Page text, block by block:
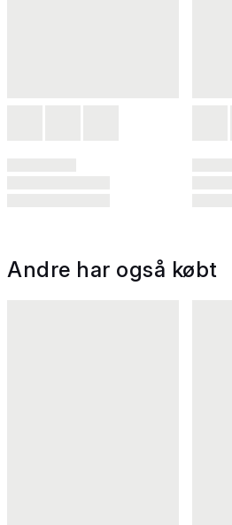
Andre har også købt